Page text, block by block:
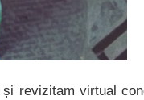
revizitam virtual